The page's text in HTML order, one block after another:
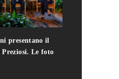
presentano il
Le foto